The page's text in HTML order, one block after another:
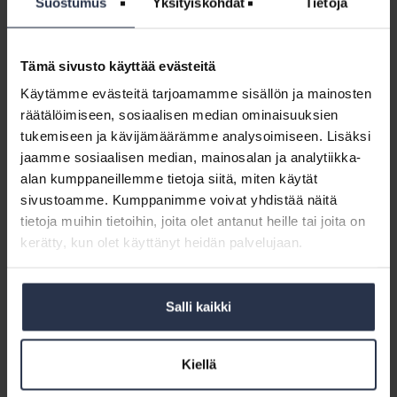
Tämä sivusto käyttää evästeitä
Käytämme evästeitä tarjoamamme sisällön ja mainosten
räätälöimiseen, sosiaalisen median ominaisuuksien
tukemiseen ja kävijämäärämme analysoimiseen. Lisäksi
jaamme sosiaalisen median, mainosalan ja analytiikka-
alan kumppaneillemme tietoja siitä, miten käytät
sivustoamme. Kumppanimme voivat yhdistää näitä
tietoja muihin tietoihin, joita olet antanut heille tai joita on
kerätty, kun olet käyttänyt heidän palvelujaan.
Salli kaikki
Kiellä
Korjausten ja talouden suunnittelun on oltava aikaisempaa
pitkäjänteisempää, jotta pankki myöntää lainaa. Taloyhtiöiden
työpöydälle varsinkin parin kolmen...
Kuka
tuottaa
isännöintiä
vuonna
2040
1.8.2023/Ira Tenhunen
Kuka tuottaa isännöintiä vuonna 2040 – sinä vai
tekoäly?
Miltä isännöinnin digitalisaatio näyttää vuonna 2040? Koska kuluneen
ChatGPT-tekoälybotin näkemyksiä. Tekoäly listasi ajatuksiaan älykkäistä
rakennuksista,...